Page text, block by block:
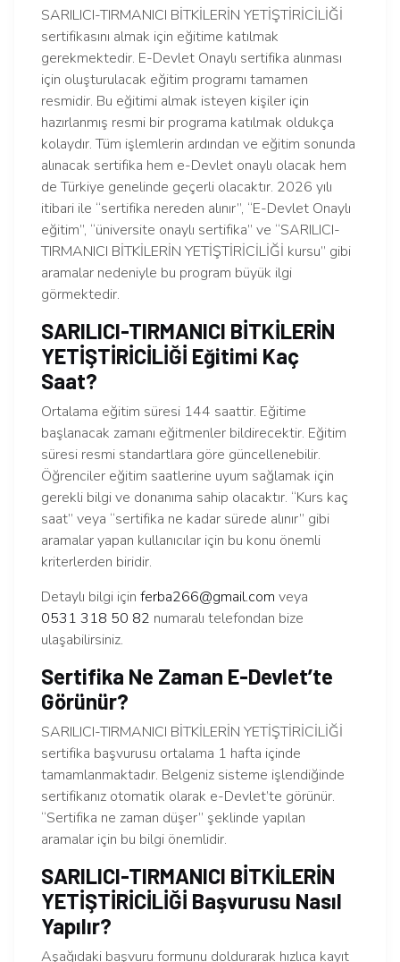
SARILICI-TIRMANICI BİTKİLERİN YETİŞTİRİCİLİĞİ
sertifikasını almak için eğitime katılmak
gerekmektedir. E-Devlet Onaylı sertifika alınması
için oluşturulacak eğitim programı tamamen
resmidir. Bu eğitimi almak isteyen kişiler için
hazırlanmış resmi bir programa katılmak oldukça
kolaydır. Tüm işlemlerin ardından ve eğitim sonunda
alınacak sertifika hem e-Devlet onaylı olacak hem
de Türkiye genelinde geçerli olacaktır. 2026 yılı
itibari ile “sertifika nereden alınır”, “E-Devlet Onaylı
eğitim”, “üniversite onaylı sertifika” ve “SARILICI-
TIRMANICI BİTKİLERİN YETİŞTİRİCİLİĞİ kursu” gibi
aramalar nedeniyle bu program büyük ilgi
görmektedir.
SARILICI-TIRMANICI BİTKİLERİN
YETİŞTİRİCİLİĞİ Eğitimi Kaç
Saat?
Ortalama eğitim süresi 144 saattir. Eğitime
başlanacak zamanı eğitmenler bildirecektir. Eğitim
süresi resmi standartlara göre güncellenebilir.
Öğrenciler eğitim saatlerine uyum sağlamak için
gerekli bilgi ve donanıma sahip olacaktır. “Kurs kaç
saat” veya “sertifika ne kadar sürede alınır” gibi
aramalar yapan kullanıcılar için bu konu önemli
kriterlerden biridir.
Detaylı bilgi için ferba266@gmail.com veya
0531 318 50 82 numaralı telefondan bize
ulaşabilirsiniz.
Sertifika Ne Zaman E-Devlet’te
Görünür?
SARILICI-TIRMANICI BİTKİLERİN YETİŞTİRİCİLİĞİ
sertifika başvurusu ortalama 1 hafta içinde
tamamlanmaktadır. Belgeniz sisteme işlendiğinde
sertifikanız otomatik olarak e-Devlet’te görünür.
“Sertifika ne zaman düşer” şeklinde yapılan
aramalar için bu bilgi önemlidir.
SARILICI-TIRMANICI BİTKİLERİN
YETİŞTİRİCİLİĞİ Başvurusu Nasıl
Yapılır?
Aşağıdaki başvuru formunu doldurarak hızlıca kayıt